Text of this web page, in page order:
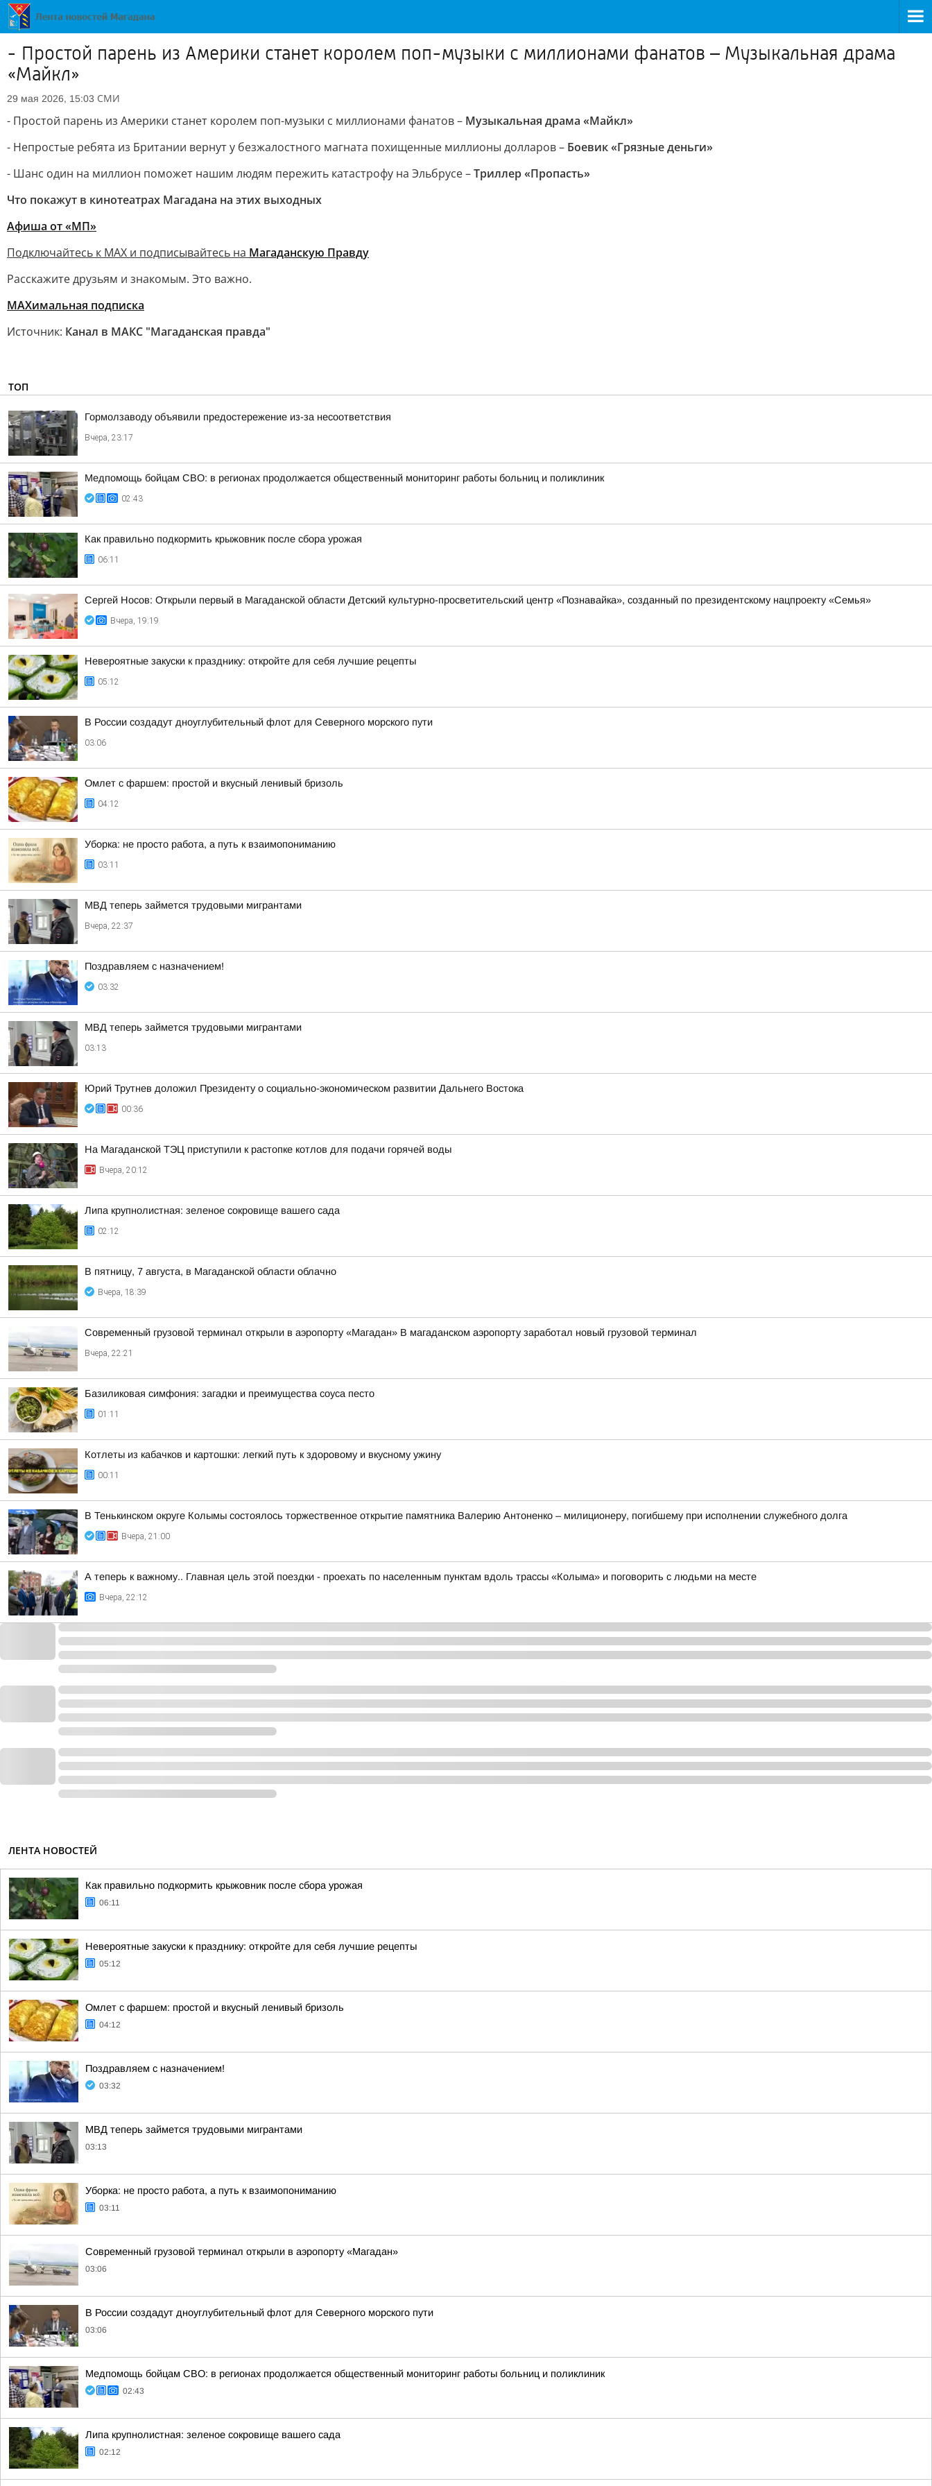
- Простой парень из Америки станет королем поп-музыки с миллионами фанатов – Музыкальная драма
«Майкл»
29 мая 2026, 15:03 СМИ
- Простой парень из Америки станет королем поп-музыки с миллионами фанатов – Музыкальная драма «Майкл»
- Непростые ребята из Британии вернут у безжалостного магната похищенные миллионы долларов – Боевик «Грязные деньги»
- Шанс один на миллион поможет нашим людям пережить катастрофу на Эльбрусе –Триллер «Пропасть»
Что покажут в кинотеатрах Магадана на этих выходных
Афиша от «МП»
Подключайтесь к MAX и подписывайтесь на Магаданскую Правду
Расскажите друзьям и знакомым. Это важно.
МАХимальная подписка
Источник: Канал в МАКС "Магаданская правда"
ТОП
Гормолзаводу объявили предостережение из-за несоответствия
Вчера, 23:17
Медпомощь бойцам СВО: в регионах продолжается общественный мониторинг работы больниц и поликлиник
02:43
Как правильно подкормить крыжовник после сбора урожая
06:11
Сергей Носов: Открыли первый в Магаданской области Детский культурно-просветительский центр «Познавайка», созданный по президентскому нацпроекту «Семья»
Вчера, 19:19
Невероятные закуски к празднику: откройте для себя лучшие рецепты
05:12
В России создадут дноуглубительный флот для Северного морского пути
03:06
Омлет с фаршем: простой и вкусный ленивый бризоль
04:12
Уборка: не просто работа, а путь к взаимопониманию
03:11
МВД теперь займется трудовыми мигрантами
Вчера, 22:37
Поздравляем с назначением!
03:32
МВД теперь займется трудовыми мигрантами
03:13
Юрий Трутнев доложил Президенту о социально-экономическом развитии Дальнего Востока
00:36
На Магаданской ТЭЦ приступили к растопке котлов для подачи горячей воды
Вчера, 20:12
Липа крупнолистная: зеленое сокровище вашего сада
02:12
В пятницу, 7 августа, в Магаданской области облачно
Вчера, 18:39
Современный грузовой терминал открыли в аэропорту «Магадан» В магаданском аэропорту заработал новый грузовой терминал
Вчера, 22:21
Базиликовая симфония: загадки и преимущества соуса песто
01:11
Котлеты из кабачков и картошки: легкий путь к здоровому и вкусному ужину
00:11
В Тенькинском округе Колымы состоялось торжественное открытие памятника Валерию Антоненко – милиционеру, погибшему при исполнении служебного долга
Вчера, 21:00
А теперь к важному.. Главная цель этой поездки - проехать по населенным пунктам вдоль трассы «Колыма» и поговорить с людьми на месте
Вчера, 22:12
ЛЕНТА НОВОСТЕЙ
Как правильно подкормить крыжовник после сбора урожая
06:11
Невероятные закуски к празднику: откройте для себя лучшие рецепты
05:12
Омлет с фаршем: простой и вкусный ленивый бризоль
04:12
Поздравляем с назначением!
03:32
МВД теперь займется трудовыми мигрантами
03:13
Уборка: не просто работа, а путь к взаимопониманию
03:11
Современный грузовой терминал открыли в аэропорту «Магадан»
03:06
В России создадут дноуглубительный флот для Северного морского пути
03:06
Медпомощь бойцам СВО: в регионах продолжается общественный мониторинг работы больниц и поликлиник
02:43
Липа крупнолистная: зеленое сокровище вашего сада
02:12